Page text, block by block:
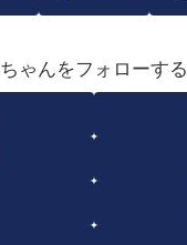
ちゃんをフォローする